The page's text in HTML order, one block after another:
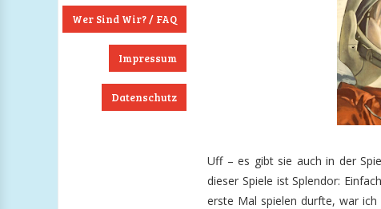
Wer Sind Wir? / FAQ
Impressum
Datenschutz
Uff – es gibt sie auch in der
dieser Spiele ist Splendor:
erste Mal spielen durfte, war
Instagram